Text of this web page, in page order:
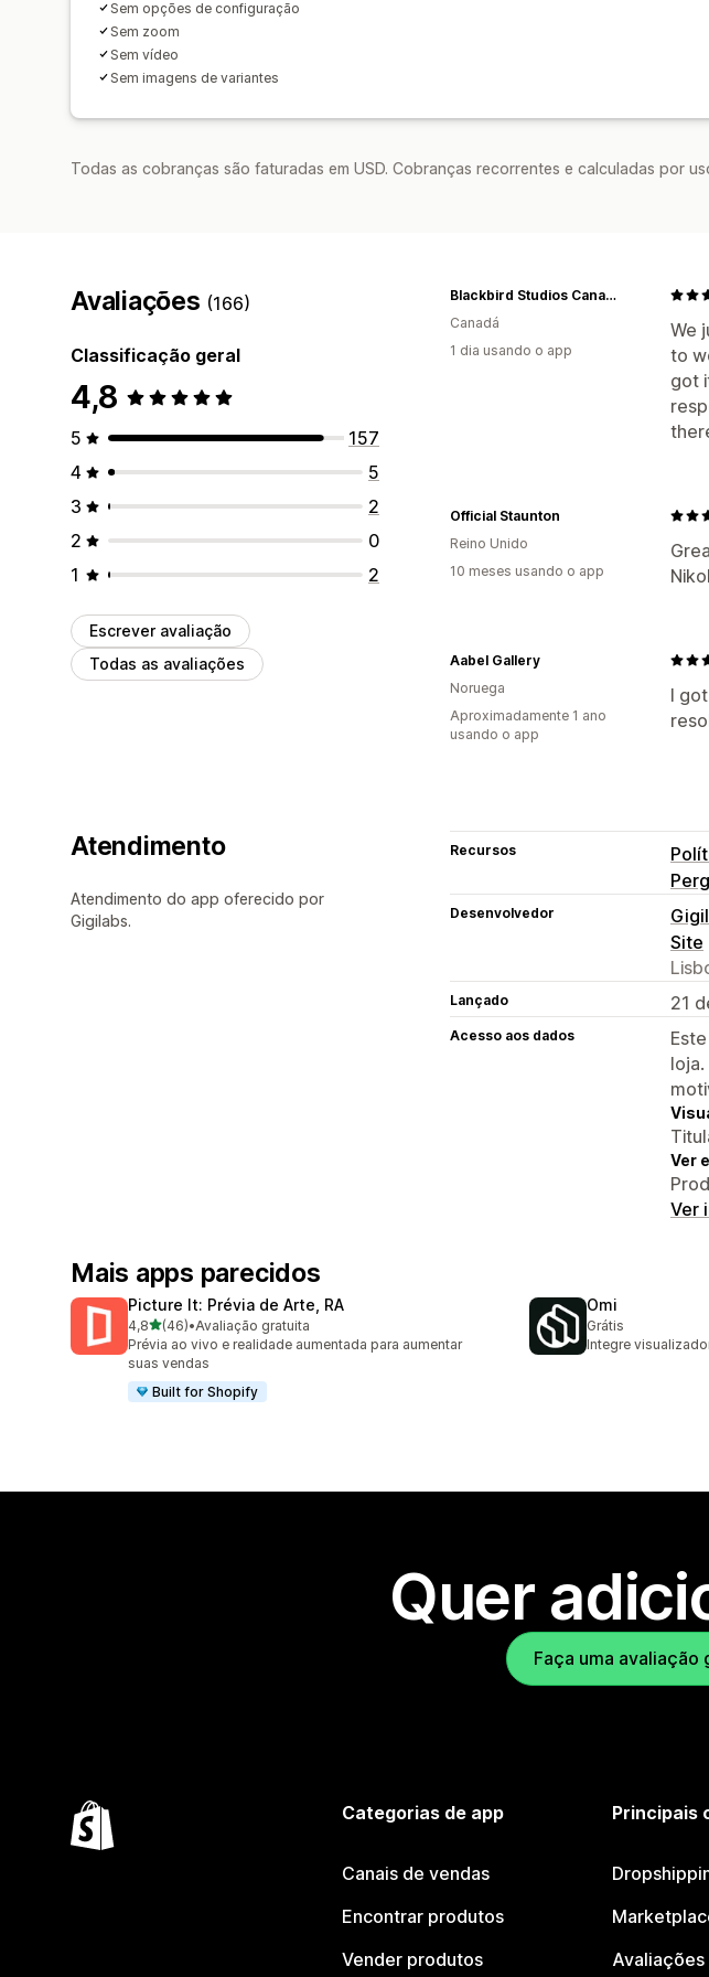
Sem opções de configuração
Sem zoom
Sem vídeo
Sem imagens de variantes
Todas as cobranças são faturadas em USD. Cobranças recorrentes e calculadas por
Avaliações (166)
Classificação geral
4,8
5
157
4
5
3
2
2
0
1
2
Escrever avaliação
Todas as avaliações
We
to
got
Blackbird Studios Canada
Canadá
1 dia usando o app
Official Staunton
Reino Unido
10 meses usando o app
I
Aabel Gallery
Noruega
Aproximadamente 1 ano
usando o app
Atendimento
Atendimento do app oferecido por
Gigilabs.
Recursos
Desenvolvedor
Site
Lançado 21
Acesso aos dados
Ver
Ver
Mais apps parecidos
Picture It: Prévia de Arte, RA
4,8de 5 estrelas
(46)
46 avaliações ao todo
•Avaliação gratuita
Prévia ao vivo e realidade aumentada para aumentar
suas vendas
Built for Shopify
Omi
Grátis
Integre
Quer
Faça uma avaliação
Categorias de app
Canais de vendas
Encontrar produtos
Vender produtos
Principais